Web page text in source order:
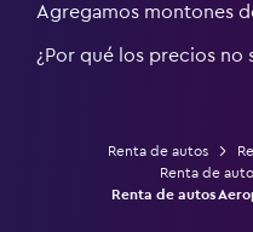
Agregamos montones
¿Por qué los precios no
Renta de autos
Renta de
Renta de autos